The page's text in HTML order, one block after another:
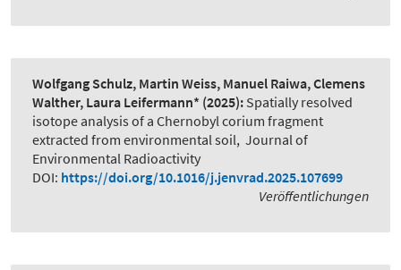
Wolfgang Schulz, Martin Weiss, Manuel Raiwa, Clemens
Walther, Laura Leifermann* (2025): Spatially resolved
isotope analysis of a Chernobyl corium fragment
extracted from environmental soil, Journal of
Environmental Radioactivity
DOI: https://doi.org/10.1016/j.jenvrad.2025.107699
Veröffentlichungen